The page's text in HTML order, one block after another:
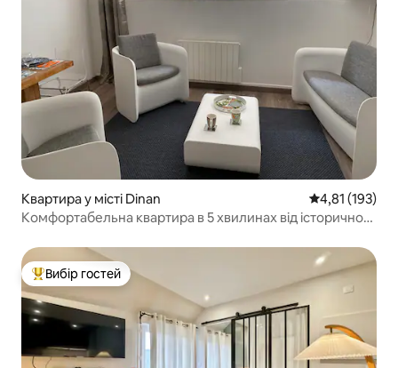
Квартира у місті Dinan Середня
4,81 (193)
Комфортабельна квартира в 5 хвилинах від історичного
Топ вибір гостей
Вибір гостей